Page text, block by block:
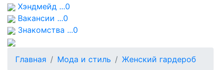
Хэндмейд ...0
Вакансии ...0
Знакомства ...0
Главная Мода и стиль Женский гардероб